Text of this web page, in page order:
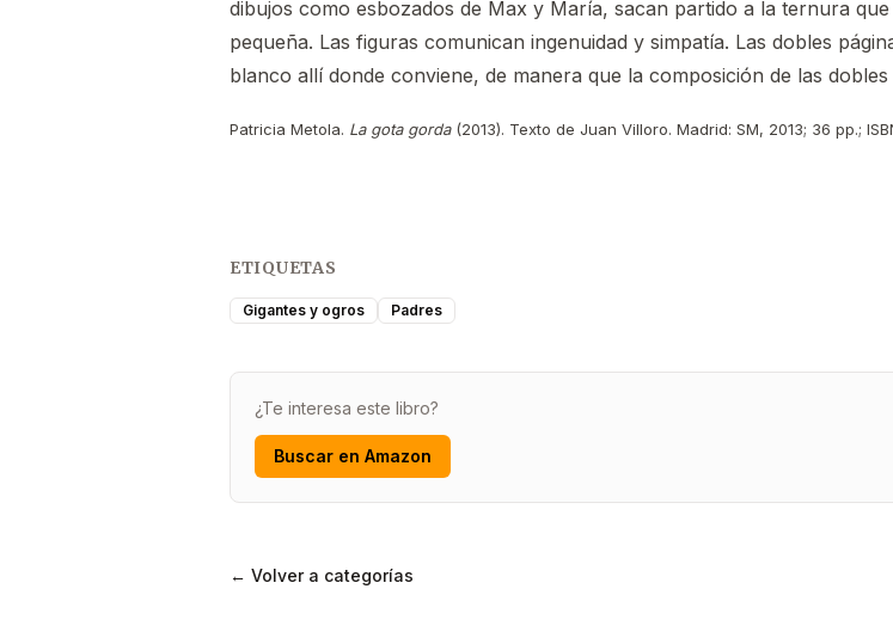
dibujos como esbozados de Max y María, sacan partido a la ternura
pequeña. Las figuras comunican ingenuidad y simpatía. Las dobles
blanco allí donde conviene, de manera que la composición de las
Patricia Metola. La gota gorda(2013). Texto de Juan Villoro. Madrid: SM, 2013; 36 pp.;
ETIQUETAS
Gigantes y ogros Padres
¿Te interesa este libro?
Buscar en Amazon
← Volver a categorías